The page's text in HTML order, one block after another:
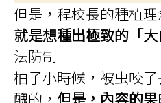
但是，程校長的種植
就是想種出極致的「大
法防制
柚子小時候，被虫咬
醜的， 但是，內容的